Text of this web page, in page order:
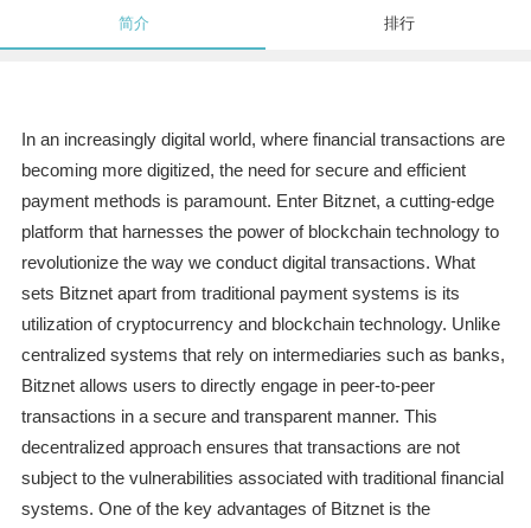
简介 排行
In an increasingly digital world, where financial transactions are
becoming more digitized, the need for secure and efficient
payment methods is paramount. Enter Bitznet, a cutting-edge
platform that harnesses the power of blockchain technology to
revolutionize the way we conduct digital transactions. What
sets Bitznet apart from traditional payment systems is its
utilization of cryptocurrency and blockchain technology. Unlike
centralized systems that rely on intermediaries such as banks,
Bitznet allows users to directly engage in peer-to-peer
transactions in a secure and transparent manner. This
decentralized approach ensures that transactions are not
subject to the vulnerabilities associated with traditional financial
systems. One of the key advantages of Bitznet is the